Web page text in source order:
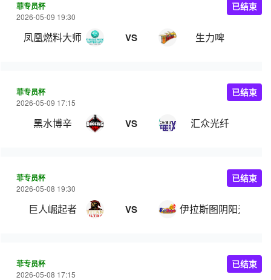
菲专员杯
2026-05-09 19:30
凤凰燃料大师 VS 生力啤
已结束
菲专员杯
2026-05-09 17:15
黑水博辛 VS 汇众光纤
已结束
菲专员杯
2026-05-08 19:30
巨人崛起者 VS 伊拉斯图阴阳天
已结束
菲专员杯
2026-05-08 17:15
已结束